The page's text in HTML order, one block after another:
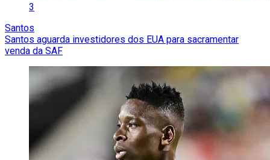
3
Santos
Santos aguarda investidores dos EUA para sacramentar
venda da SAF